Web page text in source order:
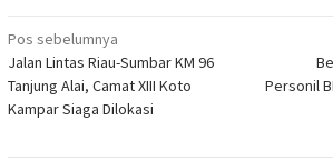
Navigasi
pos
Pos sebelumnya
Jalan Lintas Riau-Sumbar KM 96
Tanjung Alai, Camat XIII Koto
Kampar Siaga Dilokasi
Personil